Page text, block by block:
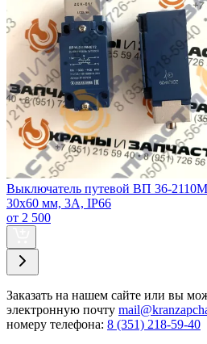
Выключатель путевой ВП 36-
30х60 мм, 3А, IP66
от 2 500
Заказать на нашем сайте или вы
электронную почту
номеру телефона: 8 (351) 218-59-40